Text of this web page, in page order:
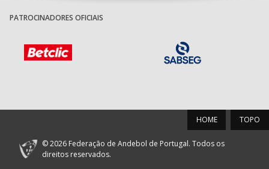
PATROCINADORES OFICIAIS
TOPO
HOME
© 2026 Federação de Andebol de Portugal. Todos os
direitos reservados.